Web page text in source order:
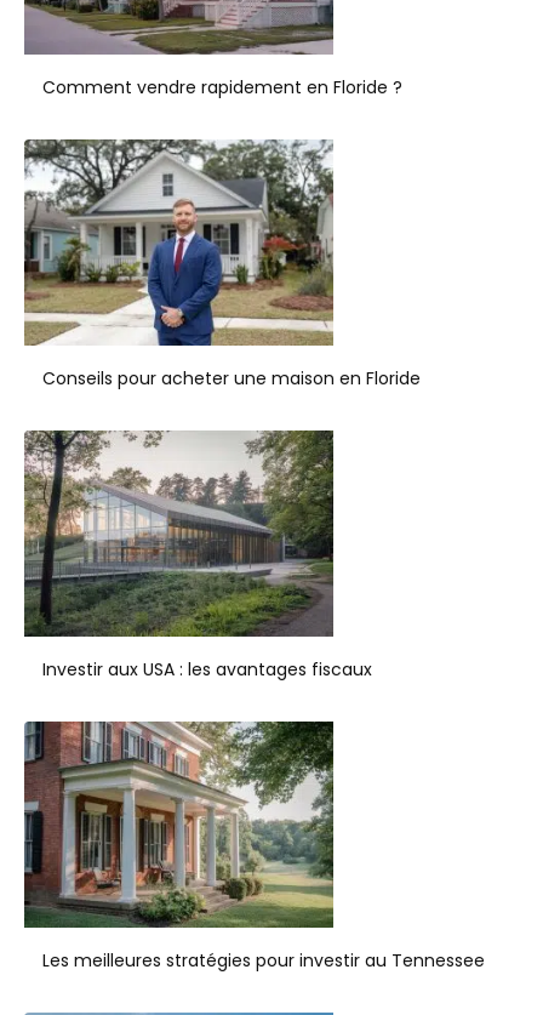
Comment vendre rapidement en Floride ?
Conseils pour acheter une maison en Floride
Investir aux USA : les avantages fiscaux
Les meilleures stratégies pour investir au Tennessee